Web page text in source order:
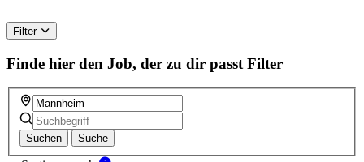
Filter
Finde hier den Job, der zu dir passt Filter
Suchen Suche